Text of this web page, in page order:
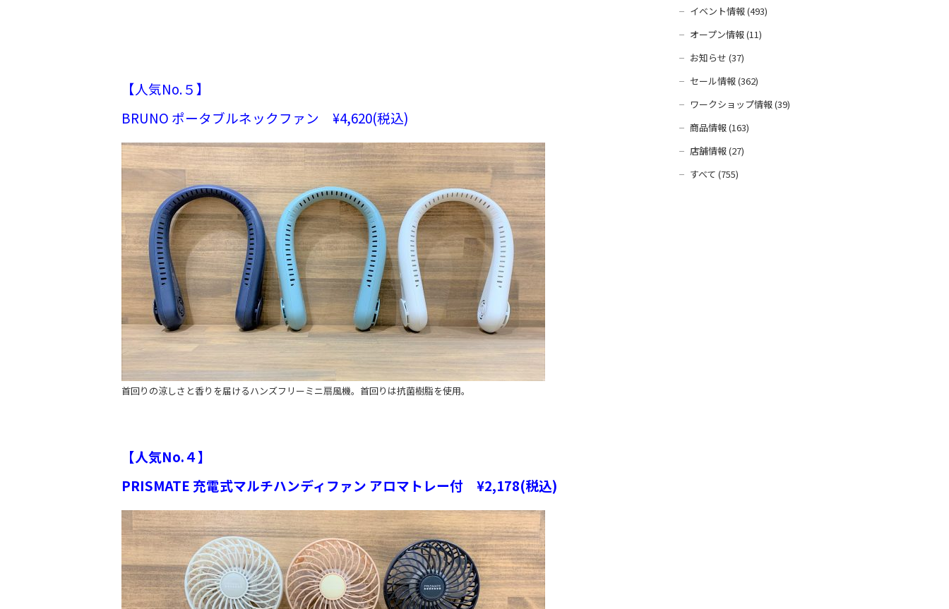
【人気No.５】
BRUNO ポータブルネックファン ¥4,620(税込)
首回りの涼しさと香りを届けるハンズフリーミニ扇風機。首回りは抗菌樹脂を使用。
【人気No.４】
PRISMATE 充電式マルチハンディファン アロマトレー付 ¥2,178(税込)
イベント情報 (493)
オープン情報 (11)
お知らせ (37)
セール情報 (362)
ワークショップ情報 (39)
商品情報 (163)
店舗情報 (27)
すべて (755)